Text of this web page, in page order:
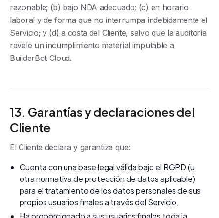
razonable; (b) bajo NDA adecuado; (c) en horario
laboral y de forma que no interrumpa indebidamente el
Servicio; y (d) a costa del Cliente, salvo que la auditoría
revele un incumplimiento material imputable a
BuilderBot Cloud.
13. Garantías y declaraciones del
Cliente
El Cliente declara y garantiza que:
Cuenta con una base legal válida bajo el RGPD (u
otra normativa de protección de datos aplicable)
para el tratamiento de los datos personales de sus
propios usuarios finales a través del Servicio.
Ha proporcionado a sus usuarios finales toda la